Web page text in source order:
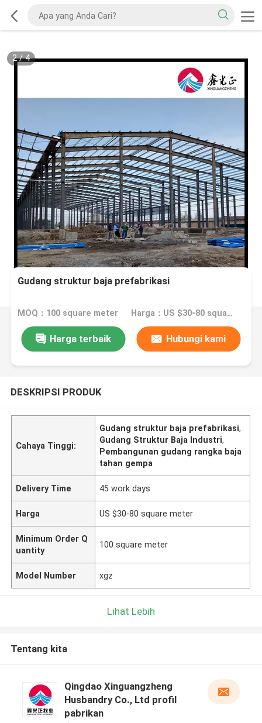
2/4
Gudang struktur baja prefabrikasi
MOQ：100 square meter Harga：US $30-80 square meter
Harga terbaik Hubungi kami
DESKRIPSI PRODUK
Cahaya Tinggi:
Gudang struktur baja prefabrikasi,
Gudang Struktur Baja Industri,
Pembangunan gudang rangka baja
tahan gempa
Delivery Time 45 work days
Harga US $30-80 square meter
Minimum Order Q
uantity
100 square meter
Model Number xgz
Lihat Lebih
Tentang kita
Qingdao Xinguangzheng
Husbandry Co., Ltd profil
pabrikan